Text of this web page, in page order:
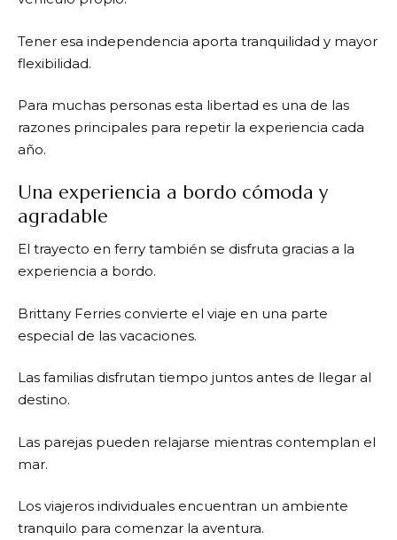
Tener esa independencia aporta tranquilidad y mayor
flexibilidad.
Para muchas personas esta libertad es una de las
razones principales para repetir la experiencia cada
año.
Una experiencia a bordo cómoda y
agradable
El trayecto en ferry también se disfruta gracias a la
experiencia a bordo.
Brittany Ferries convierte el viaje en una parte
especial de las vacaciones.
Las familias disfrutan tiempo juntos antes de llegar al
destino.
Las parejas pueden relajarse mientras contemplan el
mar.
Los viajeros individuales encuentran un ambiente
tranquilo para comenzar la aventura.